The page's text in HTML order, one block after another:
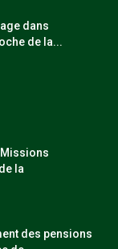
dans
de la...
Missions
la
des pensions